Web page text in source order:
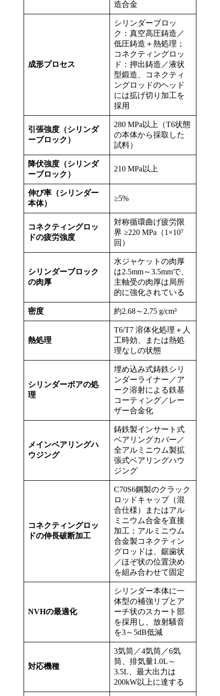
造合金
成形プロセス
シリンダーブロッ
ク：真空高圧鋳造／
低圧鋳造＋熱処理；
コネクティングロッ
ド：押出鋳造／液状
型鍛造、コネクティ
ングロッドのヘッド
には拡げ切り加工を
採用
引張強度（シリンダ
ーブロック）
280 MPa以上（T6状態
の本体から採取した
試料）
降伏強度（シリンダ
ーブロック）
210 MPa以上
伸び率（シリンダー
本体）
≥5%
コネクティングロッ
ドの疲労強度
対称循環曲げ疲労限
界 ≥220 MPa（1×10⁷
回）
シリンダーブロック
の肉厚
水ジャケットの肉厚
は2.5mm～3.5mmで、
主軸受の肉厚は局所
的に強化されている
密度 約2.68～2.75 g/cm³
熱処理
T6/T7 溶体化処理＋人
工時効、または熱処
理なしの状態
シリンダーボアの処
理
埋め込み式鋳鉄シリ
ンダーライナー／ア
ーク溶射による鉄基
コーティング／レー
ザー合金化
メインベアリングハ
ウジング
鋳鉄製インサート式
ベアリングカバー／
全アルミニウム製拡
張式ベアリングハウ
ジング
コネクティングロッ
ドの伸長破断加工
C70S6鋼製のクラック
ロッドキャップ（混
合仕様）またはアル
ミニウム合金を直接
加工；アルミニウム
合金製コネクティン
グロッドは、鋸歯状
／ほぞ状の位置決め
を組み合わせて固定
NVHの最適化
シリンダー本体に一
体型の補強リブとア
ーチ状のスカート部
を採用し、放射騒音
を3～5dB低減
対応機種
3気筒／4気筒／6気
筒、排気量1.0L～
3.5L、最大出力は
200kW以上に達する